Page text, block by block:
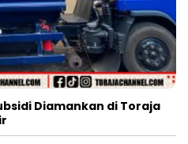
Diamankan di Toraja